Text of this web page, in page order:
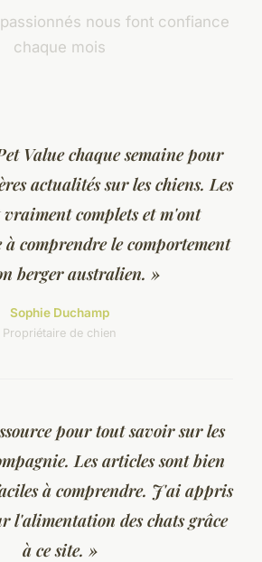
nous font confiance
chaque mois
Value chaque semaine pour
actualités sur les chiens. Les
vraiment complets et m'ont
à comprendre le comportement
berger australien. »
Sophie Duchamp
Propriétaire de chien
pour tout savoir sur les
Les articles sont bien
à comprendre. J'ai appris
l'alimentation des chats grâce
à ce site. »